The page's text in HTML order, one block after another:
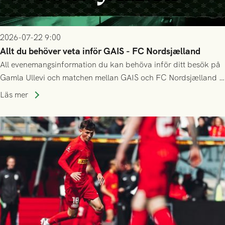
2026-07-22 9:00
Allt du behöver veta inför GAIS - FC Nordsjælland
All evenemangsinformation du kan behöva inför ditt besök på
Gamla Ullevi och matchen mellan GAIS och FC Nordsjælland i
kvalet till Conference League! Avspark kl 19.00 på torsdag
Läs mer